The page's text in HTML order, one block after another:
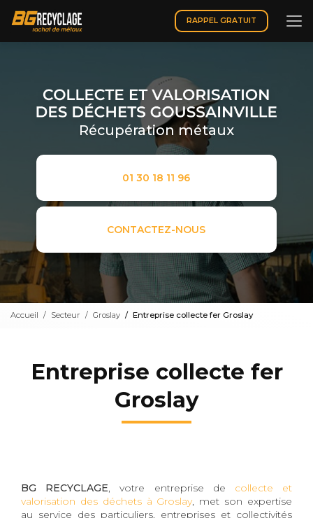
contenu
principal
RAPPEL GRATUIT
Récupération métaux
01 30 18 11 96
CONTACTEZ-NOUS
Accueil Secteur Groslay Entreprise collecte fer Groslay
Entreprise collecte fer
Groslay
BG RECYCLAGE, votre entreprise de collecte et
valorisation des déchets à Groslay, met son expertise
au service des particuliers, entreprises et collectivités